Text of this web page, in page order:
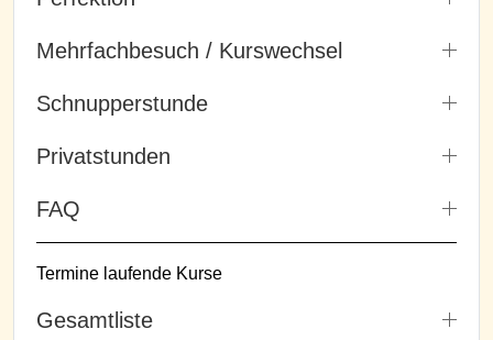
Mehrfachbesuch / Kurswechsel
Schnupperstunde
Privatstunden
FAQ
Termine laufende Kurse
Gesamtliste